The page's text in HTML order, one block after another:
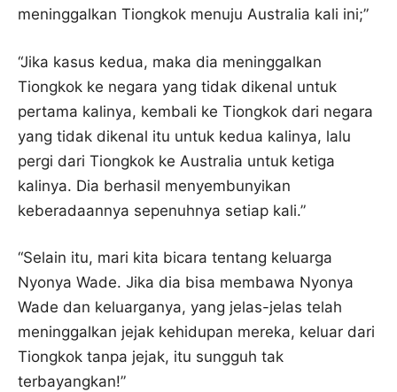
meninggalkan Tiongkok menuju Australia kali ini;”
“Jika kasus kedua, maka dia meninggalkan
Tiongkok ke negara yang tidak dikenal untuk
pertama kalinya, kembali ke Tiongkok dari negara
yang tidak dikenal itu untuk kedua kalinya, lalu
pergi dari Tiongkok ke Australia untuk ketiga
kalinya. Dia berhasil menyembunyikan
keberadaannya sepenuhnya setiap kali.”
“Selain itu, mari kita bicara tentang keluarga
Nyonya Wade. Jika dia bisa membawa Nyonya
Wade dan keluarganya, yang jelas-jelas telah
meninggalkan jejak kehidupan mereka, keluar dari
Tiongkok tanpa jejak, itu sungguh tak
terbayangkan!”